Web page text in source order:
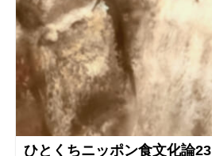
ひとくちニッポン食文化論23